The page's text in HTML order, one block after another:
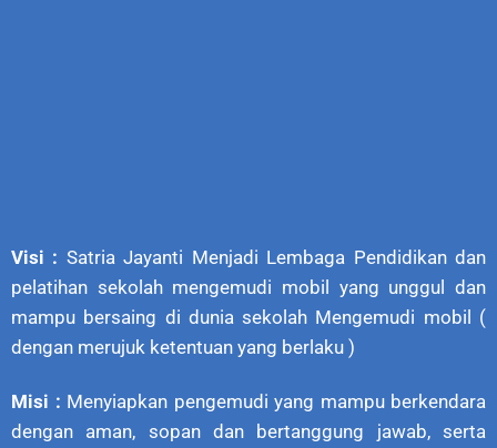
Visi : Satria Jayanti Menjadi Lembaga Pendidikan dan
pelatihan sekolah mengemudi mobil yang unggul dan
mampu bersaing di dunia sekolah Mengemudi mobil (
dengan merujuk ketentuan yang berlaku )
Misi : Menyiapkan pengemudi yang mampu berkendara
dengan aman, sopan dan bertanggung jawab, serta